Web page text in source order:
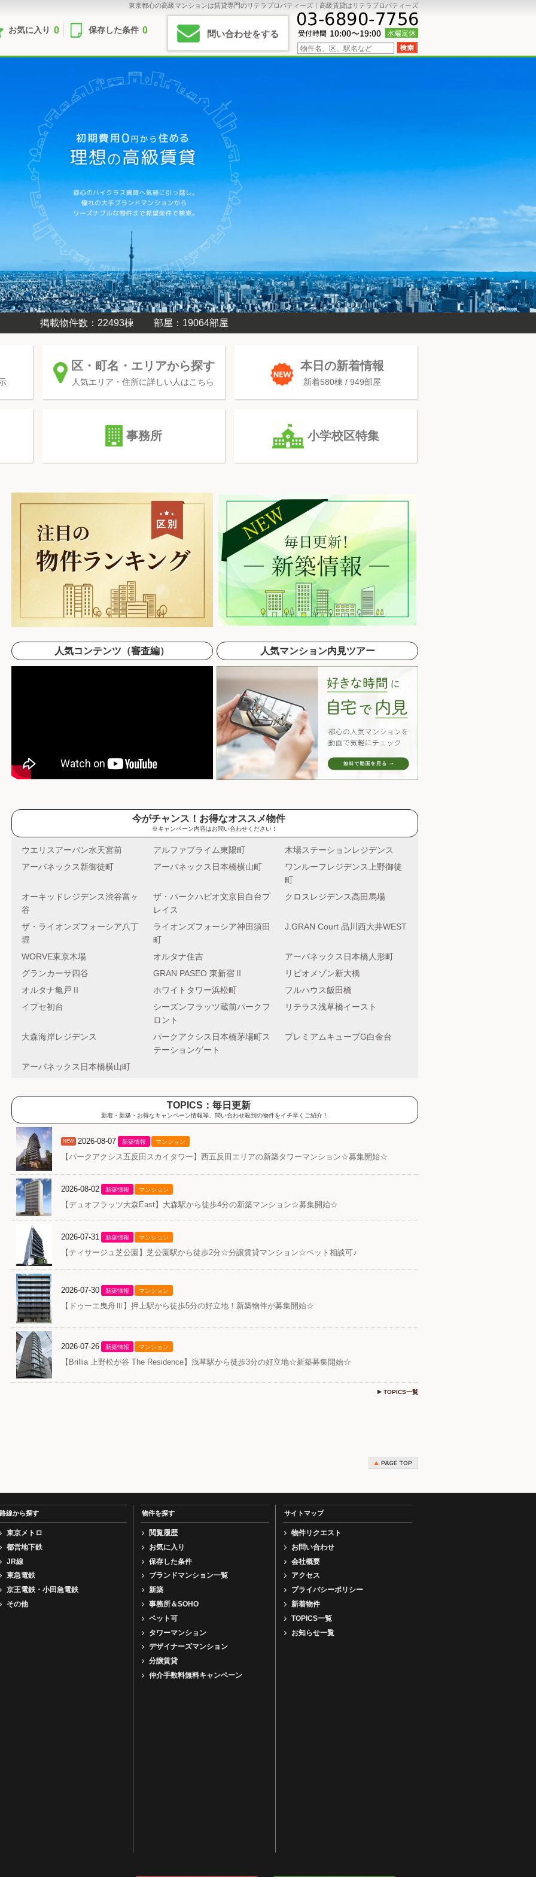
東京都心の高級マンションは賃貸専門のリテラプロパティーズ｜高級賃貸はリテラプロパティーズ
お気に入り 0 保存した条件 0 問い合わせをする
掲載物件数：22493棟 部屋：19064部屋
区・町名・エリアから探す
人気エリア・住所に詳しい人はこちら
本日の新着情報
新着580棟 / 949部屋
事務所 小学校区特集
人気コンテンツ（審査編） 人気マンション内見ツアー
今がチャンス！お得なオススメ物件
※キャンペーン内容はお問い合わせください！
ウエリスアーバン水天宮前 アルファプライム東陽町
木場ステーションレジデンス
アーバネックス新御徒町
アーバネックス日本橋横山町
ワンルーフレジデンス上野御徒
町
オーキッドレジデンス渋谷富ヶ
谷
ザ・パークハビオ文京目白台プ
レイス
クロスレジデンス高田馬場
ザ・ライオンズフォーシア八丁
堀
ライオンズフォーシア神田須田
町
J.GRAN Court 品川西大井WEST
WORVE東京木場 オルタナ住吉
アーバネックス日本橋人形町
グランカーサ四谷
GRAN PASEO 東新宿Ⅱ
リビオメゾン新大橋
オルタナ亀戸Ⅱ
ホワイトタワー浜松町
フルハウス飯田橋
イプセ初台
シーズンフラッツ蔵前パークフ
ロント
リテラス浅草橋イースト
大森海岸レジデンス
パークアクシス日本橋茅場町ス
テーションゲート
プレミアムキューブG白金台
アーバネックス日本橋横山町
TOPICS：毎日更新
新着・新築・お得なキャンペーン情報等、問い合わせ殺到の物件をイチ早くご紹介！
NEW 2026-08-07 新築情報 マンション
【パークアクシス五反田スカイタワー】西五反田エリアの新築タワーマンション☆募集開始☆
2026-08-02 新築情報 マンション
【デュオフラッツ大森East】大森駅から徒歩4分の新築マンション☆募集開始☆
2026-07-31 新築情報 マンション
【ティサージュ芝公園】芝公園駅から徒歩2分☆分譲賃貸マンション☆ペット相談可♪
2026-07-30 新築情報 マンション
【ドゥーエ曳舟Ⅲ】押上駅から徒歩5分の好立地！新築物件が募集開始☆
2026-07-26 新築情報 マンション
【Brillia 上野松が谷 The Residence】浅草駅から徒歩3分の好立地☆新築募集開始☆
TOPICS一覧
路線から探す
東京メトロ
都営地下鉄
JR線
東急電鉄
京王電鉄・小田急電鉄
その他
物件を探す
閲覧履歴
お気に入り
保存した条件
ブランドマンション一覧
新築
事務所＆SOHO
ペット可
タワーマンション
デザイナーズマンション
分譲賃貸
仲介手数料無料キャンペーン
サイトマップ
物件リクエスト
お問い合わせ
会社概要
アクセス
プライバシーポリシー
新着物件
TOPICS一覧
お知らせ一覧